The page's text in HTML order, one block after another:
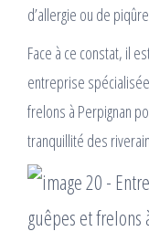
d’allergie ou de
Face à ce constat, il
entreprise
frelons à Perpignan
tranquillité des